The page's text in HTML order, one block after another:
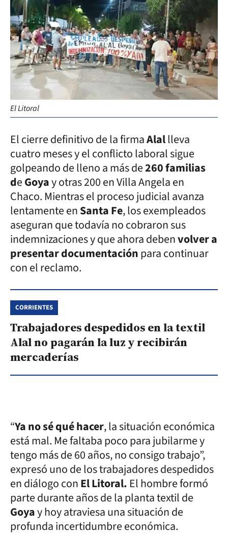
El Litoral
El cierre definitivo de la firmaAlallleva
cuatro meses y el conflicto laboral sigue
golpeando de lleno a más de260 familias
deGoyay otras 200 en Villa Angela en
Chaco. Mientras el proceso judicial avanza
lentamente enSanta Fe, los exempleados
aseguran que todavía no cobraron sus
indemnizaciones y que ahora debenvolver a
presentar documentaciónpara continuar
con el reclamo.
CORRIENTES
Trabajadores despedidos en la textil
Alal no pagarán la luz y recibirán
mercaderías
“Ya no sé qué hacer, la situación económica
está mal. Me faltaba poco para jubilarme y
tengo más de 60 años, no consigo trabajo”,
expresó uno de los trabajadores despedidos
en diálogo conEl Litoral. El hombre formó
parte durante años de la planta textil de
Goyay hoy atraviesa una situación de
profunda incertidumbre económica.